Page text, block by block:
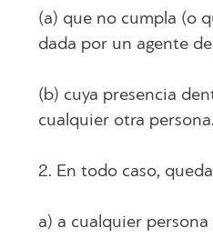
(a) que no cumpla (o
dada por un agente
(b) cuya presencia
cualquier otra persona.
2. En todo caso,
a) a cualquier